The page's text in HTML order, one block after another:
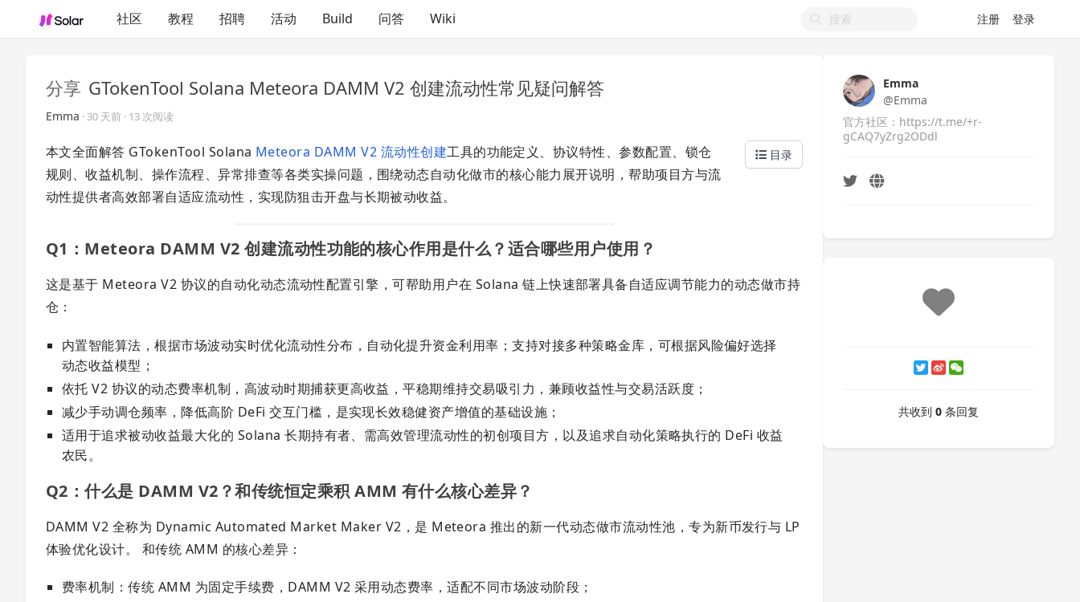
社区 教程 招聘 活动 Build 问答 Wiki 注册 登录
分享 GTokenTool Solana Meteora DAMM V2 创建流动性常见疑问解答
Emma · 30 天前 · 13 次阅读
目录
本文全面解答 GTokenTool Solana Meteora DAMM V2 流动性创建工具的功能定义、协议特性、参数配置、锁仓
规则、收益机制、操作流程、异常排查等各类实操问题，围绕动态自动化做市的核心能力展开说明，帮助项目方与流
动性提供者高效部署自适应流动性，实现防狙击开盘与长期被动收益。
Q1：Meteora DAMM V2 创建流动性功能的核心作用是什么？适合哪些用户使用？
这是基于 Meteora V2 协议的自动化动态流动性配置引擎，可帮助用户在 Solana 链上快速部署具备自适应调节能力的动态做市持
仓：
内置智能算法，根据市场波动实时优化流动性分布，自动化提升资金利用率；支持对接多种策略金库，可根据风险偏好选择
动态收益模型；
依托 V2 协议的动态费率机制，高波动时期捕获更高收益，平稳期维持交易吸引力，兼顾收益性与交易活跃度；
减少手动调仓频率，降低高阶 DeFi 交互门槛，是实现长效稳健资产增值的基础设施；
适用于追求被动收益最大化的 Solana 长期持有者、需高效管理流动性的初创项目方，以及追求自动化策略执行的 DeFi 收益
农民。
Q2：什么是 DAMM V2？和传统恒定乘积 AMM 有什么核心差异？
DAMM V2 全称为 Dynamic Automated Market Maker V2，是 Meteora 推出的新一代动态做市流动性池，专为新币发行与 LP
体验优化设计。 和传统 AMM 的核心差异：
费率机制：传统 AMM 为固定手续费，DAMM V2 采用动态费率，适配不同市场波动阶段；
Emma
@Emma
官方社区：https://t.me/+r-
gCAQ7yZrg2ODdl
共收到 0 条回复